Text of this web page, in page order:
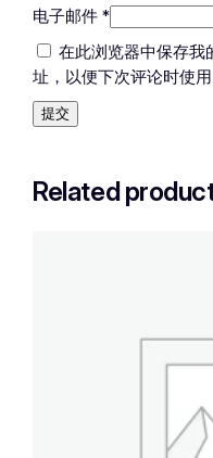
电子邮件*
在此浏览器中保存我
址，以便下次评论时使用
Related